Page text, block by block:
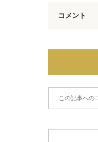
コメント
この記事への